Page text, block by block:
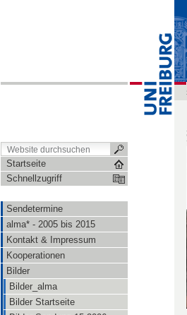
Startseite
Schnellzugriff
Sendetermine
alma* - 2005 bis 2015
Kontakt & Impressum
Kooperationen
Bilder
Bilder_alma
Bilder Startseite